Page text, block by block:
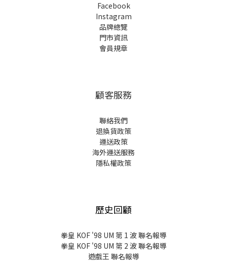
Facebook
Instagram
品牌總覽
門市資訊
會員規章
顧客服務
聯絡我們
退換貨政策
運送政策
海外運送服務
隱私權政策
歷史回顧
拳皇 KOF '98 UM 第 1 波 聯名報導
拳皇 KOF '98 UM 第 2 波 聯名報導
遊戲王 聯名報導